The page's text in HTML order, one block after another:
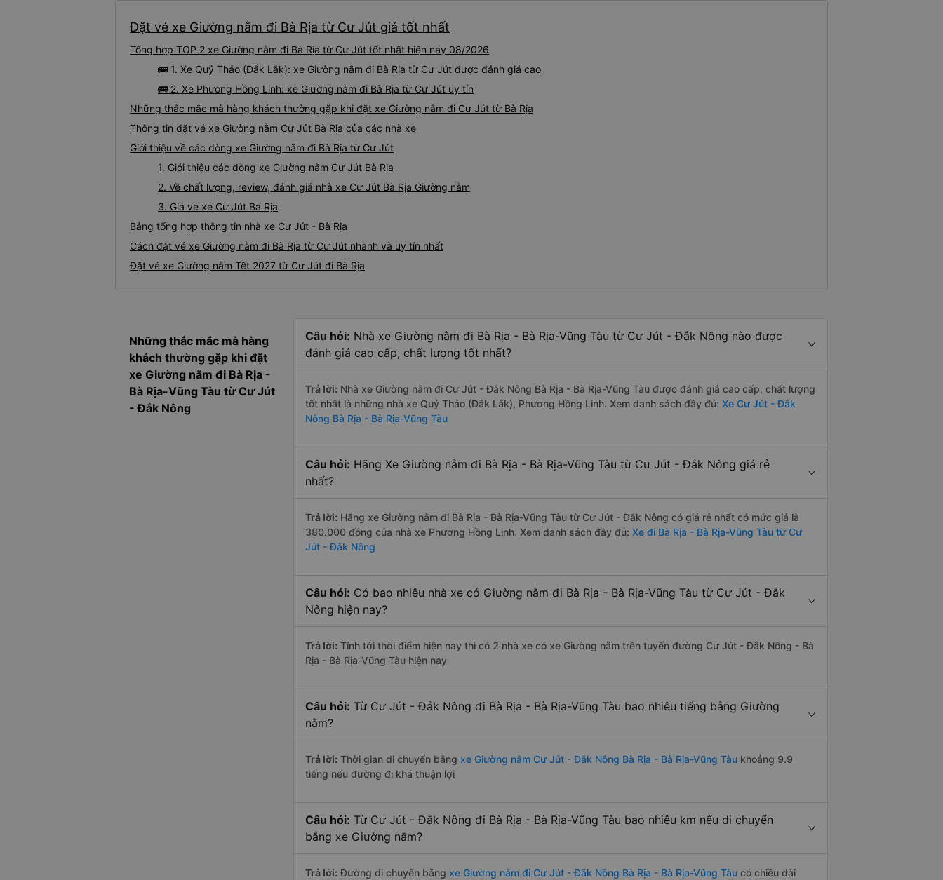
Đặt vé xe Giường nằm đi Bà Rịa từ Cư Jút giá tốt nhất
Tổng hợp TOP 2 xe Giường nằm đi Bà Rịa từ Cư Jút tốt nhất hiện nay 08/2026
🚌 1. Xe Quý Thảo (Đắk Lắk): xe Giường nằm đi Bà Rịa từ Cư Jút được đánh giá cao
🚌 2. Xe Phương Hồng Linh: xe Giường nằm đi Bà Rịa từ Cư Jút uy tín
Những thắc mắc mà hàng khách thường gặp khi đặt xe Giường nằm đi Cư Jút từ Bà Rịa
Thông tin đặt vé xe Giường nằm Cư Jút Bà Rịa của các nhà xe
Giới thiệu về các dòng xe Giường nằm đi Bà Rịa từ Cư Jút
1. Giới thiệu các dòng xe Giường nằm Cư Jút Bà Rịa
2. Về chất lượng, review, đánh giá nhà xe Cư Jút Bà Rịa Giường nằm
3. Giá vé xe Cư Jút Bà Rịa
Bảng tổng hợp thông tin nhà xe Cư Jút - Bà Rịa
Cách đặt vé xe Giường nằm đi Bà Rịa từ Cư Jút nhanh và uy tín nhất
Đặt vé xe Giường nằm Tết 2027 từ Cư Jút đi Bà Rịa
Những thắc mắc mà hàng
khách thường gặp khi đặt
xe Giường nằm đi Bà Rịa -
Bà Rịa-Vũng Tàu từ Cư Jút
- Đắk Nông
Câu hỏi: Nhà xe Giường nằm đi Bà Rịa - Bà Rịa-Vũng Tàu từ Cư Jút - Đắk Nông nào được
đánh giá cao cấp, chất lượng tốt nhất?
Trả lời: Nhà xe Giường nằm đi Cư Jút - Đắk Nông Bà Rịa - Bà Rịa-Vũng Tàu được đánh giá cao cấp, chất lượng
tốt nhất là những nhà xe Quý Thảo (Đắk Lắk), Phương Hồng Linh. Xem danh sách đầy đủ: Xe Cư Jút - Đắk
Nông Bà Rịa - Bà Rịa-Vũng Tàu
Câu hỏi: Hãng Xe Giường nằm đi Bà Rịa - Bà Rịa-Vũng Tàu từ Cư Jút - Đắk Nông giá rẻ
nhất?
Trả lời: Hãng xe Giường nằm đi Bà Rịa - Bà Rịa-Vũng Tàu từ Cư Jút - Đắk Nông có giá rẻ nhất có mức giá là
380.000 đồng của nhà xe Phương Hồng Linh. Xem danh sách đầy đủ: Xe đi Bà Rịa - Bà Rịa-Vũng Tàu từ Cư
Jút - Đắk Nông
Câu hỏi: Có bao nhiêu nhà xe có Giường nằm đi Bà Rịa - Bà Rịa-Vũng Tàu từ Cư Jút - Đắk
Nông hiện nay?
Trả lời: Tính tới thời điểm hiện nay thì có 2 nhà xe có xe Giường nằm trên tuyến đường Cư Jút - Đắk Nông - Bà
Rịa - Bà Rịa-Vũng Tàu hiện nay
Câu hỏi: Từ Cư Jút - Đắk Nông đi Bà Rịa - Bà Rịa-Vũng Tàu bao nhiêu tiếng bằng Giường
nằm?
Trả lời: Thời gian di chuyển bằng xe Giường nằm Cư Jút - Đắk Nông Bà Rịa - Bà Rịa-Vũng Tàu khoảng 9.9
tiếng nếu đường đi khá thuận lợi
Câu hỏi: Từ Cư Jút - Đắk Nông đi Bà Rịa - Bà Rịa-Vũng Tàu bao nhiêu km nếu di chuyển
bằng xe Giường nằm?
Trả lời: Đường di chuyển bằng xe Giường nằm đi Cư Jút - Đắk Nông Bà Rịa - Bà Rịa-Vũng Tàu có chiều dài